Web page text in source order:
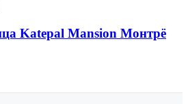
Katepal Mansion Монтрё